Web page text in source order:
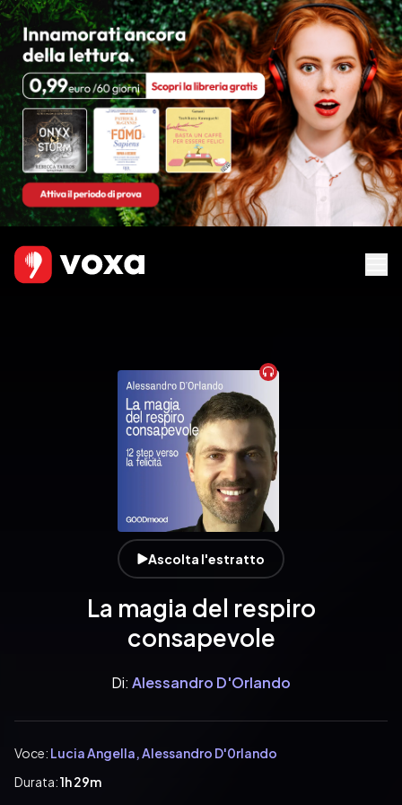
Audiobook
Ascolta l'estratto
La magia del respiro
consapevole
Di: Alessandro D'Orlando
Voce: Lucia Angella, Alessandro D'0rlando
Durata:1h 29m